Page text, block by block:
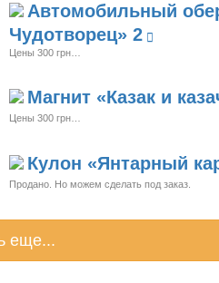
Автомобильный
Чудотворец» 2
Цены 300 грн…
Магнит «Казак и
Цены 300 грн…
Кулон «Янтарный
Продано